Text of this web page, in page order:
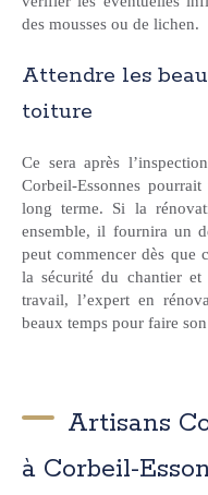
des mousses ou de lichen.
Attendre les
toiture
Ce sera après
Corbeil-Essonnes
long terme. Si la
ensemble, il fournira un
peut commencer dès que
la sécurité du chantier
travail, l’expert en
beaux temps pour faire
Artisans
à Corbeil-